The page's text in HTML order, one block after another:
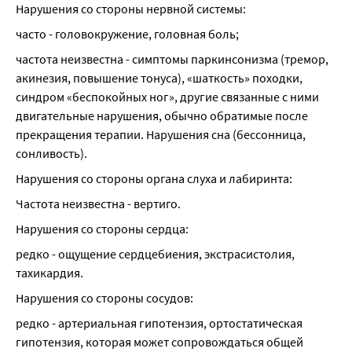
Нарушения со стороны нервной системы:
часто - головокружение, головная боль;
частота неизвестна - симптомы паркинсонизма (тремор,
акинезия, повышение тонуса), «шаткость» походки,
синдром «беспокойных ног», другие связанные с ними
двигательные нарушения, обычно обратимые после
прекращения терапии. Нарушения сна (бессонница,
сонливость).
Нарушения со стороны органа слуха и лабиринта:
Частота неизвестна - вертиго.
Нарушения со стороны сердца:
редко - ощущение сердцебиения, экстрасистолия,
тахикардия.
Нарушения со стороны сосудов:
редко - артериальная гипотензия, ортостатическая
гипотензия, которая может сопровождаться общей